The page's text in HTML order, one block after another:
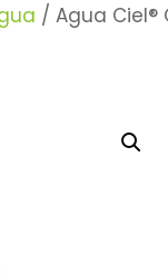
/ Agua Ciel®